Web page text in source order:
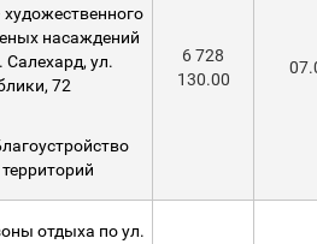
художественного
насаждений
Салехард, ул.
72
территорий
6 728
130.00
отдыха по ул.